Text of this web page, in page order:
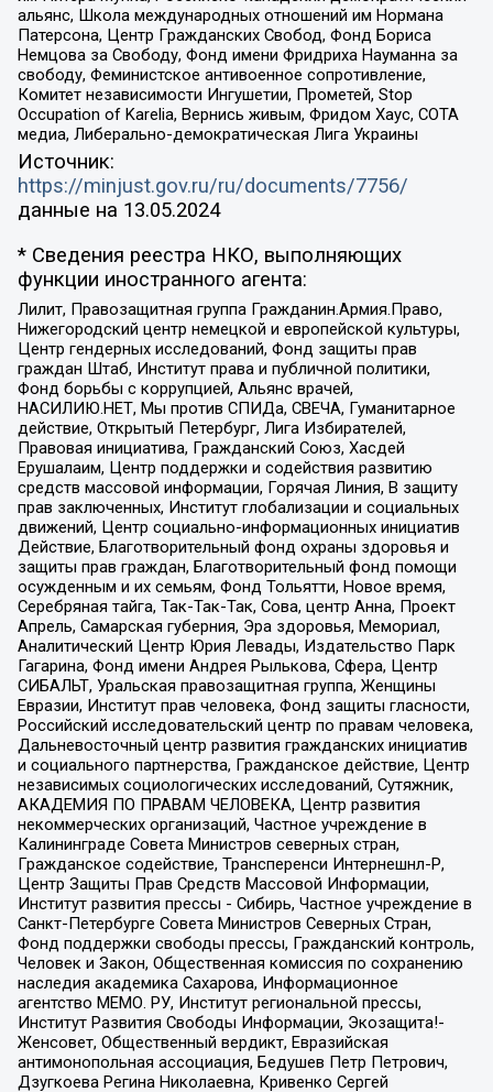
альянс, Школа международных отношений им Нормана
Патерсона, Центр Гражданских Свобод, Фонд Бориса
Немцова за Свободу, Фонд имени Фридриха Науманна за
свободу, Феминистское антивоенное сопротивление,
Комитет независимости Ингушетии, Прометей, Stop
Occupation of Karelia, Вернись живым, Фридом Хаус, СОТА
медиа, Либерально-демократическая Лига Украины
Источник:
https://minjust.gov.ru/ru/documents/7756/
данные на 13.05.2024
* Сведения реестра НКО, выполняющих
функции иностранного агента:
Лилит, Правозащитная группа Гражданин.Армия.Право,
Нижегородский центр немецкой и европейской культуры,
Центр гендерных исследований, Фонд защиты прав
граждан Штаб, Институт права и публичной политики,
Фонд борьбы с коррупцией, Альянс врачей,
НАСИЛИЮ.НЕТ, Мы против СПИДа, СВЕЧА, Гуманитарное
действие, Открытый Петербург, Лига Избирателей,
Правовая инициатива, Гражданский Союз, Хасдей
Ерушалаим, Центр поддержки и содействия развитию
средств массовой информации, Горячая Линия, В защиту
прав заключенных, Институт глобализации и социальных
движений, Центр социально-информационных инициатив
Действие, Благотворительный фонд охраны здоровья и
защиты прав граждан, Благотворительный фонд помощи
осужденным и их семьям, Фонд Тольятти, Новое время,
Серебряная тайга, Так-Так-Так, Сова, центр Анна, Проект
Апрель, Самарская губерния, Эра здоровья, Мемориал,
Аналитический Центр Юрия Левады, Издательство Парк
Гагарина, Фонд имени Андрея Рылькова, Сфера, Центр
СИБАЛЬТ, Уральская правозащитная группа, Женщины
Евразии, Институт прав человека, Фонд защиты гласности,
Российский исследовательский центр по правам человека,
Дальневосточный центр развития гражданских инициатив
и социального партнерства, Гражданское действие, Центр
независимых социологических исследований, Сутяжник,
АКАДЕМИЯ ПО ПРАВАМ ЧЕЛОВЕКА, Центр развития
некоммерческих организаций, Частное учреждение в
Калининграде Совета Министров северных стран,
Гражданское содействие, Трансперенси Интернешнл-Р,
Центр Защиты Прав Средств Массовой Информации,
Институт развития прессы - Сибирь, Частное учреждение в
Санкт-Петербурге Совета Министров Северных Стран,
Фонд поддержки свободы прессы, Гражданский контроль,
Человек и Закон, Общественная комиссия по сохранению
наследия академика Сахарова, Информационное
агентство МЕМО. РУ, Институт региональной прессы,
Институт Развития Свободы Информации, Экозащита!-
Женсовет, Общественный вердикт, Евразийская
антимонопольная ассоциация, Бедушев Петр Петрович,
Дзугкоева Регина Николаевна, Кривенко Сергей